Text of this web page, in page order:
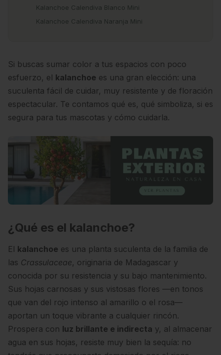
Kalanchoe Calendiva Blanco Mini
Kalanchoe Calendiva Naranja Mini
Si buscas sumar color a tus espacios con poco
esfuerzo, el kalanchoe es una gran elección: una
suculenta fácil de cuidar, muy resistente y de floración
espectacular. Te contamos qué es, qué simboliza, si es
segura para tus mascotas y cómo cuidarla.
¿Qué es el kalanchoe?
El kalanchoe es una planta suculenta de la familia de
las Crassulaceae, originaria de Madagascar y
conocida por su resistencia y su bajo mantenimiento.
Sus hojas carnosas y sus vistosas flores —en tonos
que van del rojo intenso al amarillo o el rosa—
aportan un toque vibrante a cualquier rincón.
Prospera con luz brillante e indirecta y, al almacenar
agua en sus hojas, resiste muy bien la sequía: no